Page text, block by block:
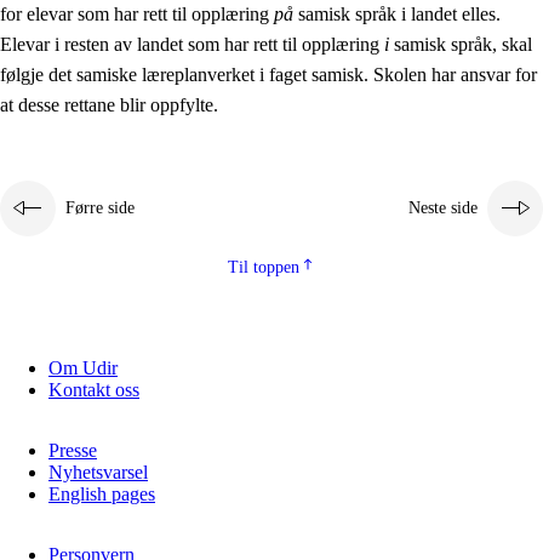
for elevar som har rett til opplæring på samisk språk i landet elles.
Elevar i resten av landet som har rett til opplæring i samisk språk, skal
følgje det samiske læreplanverket i faget samisk. Skolen har ansvar for
at desse rettane blir oppfylte.
Førre side Neste side
Til toppen
Om Udir
Kontakt oss
Presse
Nyhetsvarsel
English pages
Personvern